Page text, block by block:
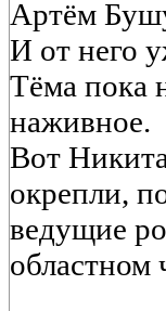
Артём
И от него
Тёма пока
наживное.
Вот
окрепли,
ведущие
областном